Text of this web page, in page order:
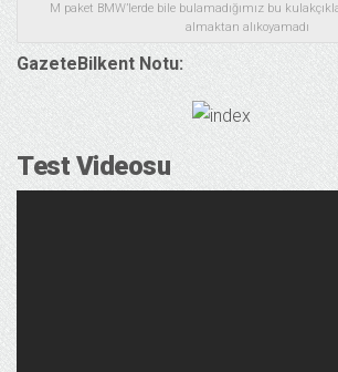
M paket BMW’lerde bile bulamadığımız bu
almaktan alıkoyamadı
GazeteBilkent Notu:
Test Videosu